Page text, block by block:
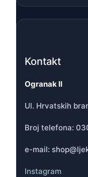
Kontakt
Ogranak II
Ul. Hrvatskih
Broj telefona:
e-mail:
Instagram